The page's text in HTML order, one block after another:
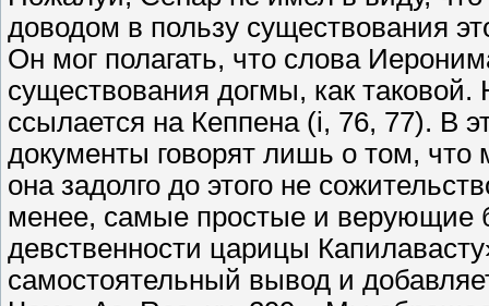
доводом в пользу существования
Он мог полагать, что слова
существования догмы, как
ссылается на Кеппена (i, 76, 77). В
документы говорят лишь о том, что
она задолго до этого не
менее, самые простые и верующие
девственности царицы
самостоятельный вывод и